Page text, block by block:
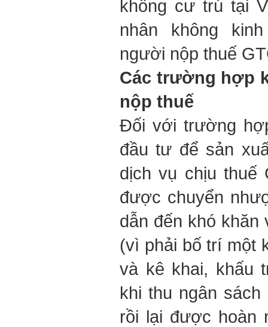
không cư trú tại
nhân không
người nộp thuế
Các trường hợp
nộp thuế
Đối với trường
đầu tư để sản
dịch vụ chịu thuế
được chuyển
dẫn đến khó khăn
(vì phải bố trí một
và kê khai, khấu
khi thu ngân
rồi lại được hoàn